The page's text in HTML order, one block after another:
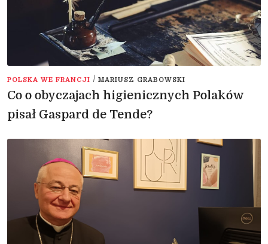
POLSKA WE FRANCJI / MARIUSZ GRABOWSKI
Co o obyczajach higienicznych Polaków
pisał Gaspard de Tende?